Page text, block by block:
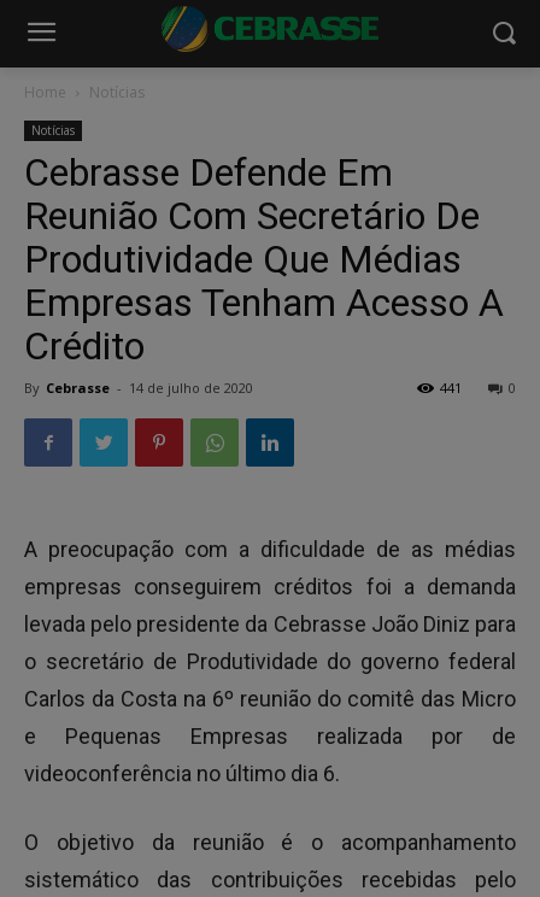
Home Notícias
Notícias
Cebrasse Defende Em
Reunião Com Secretário De
Produtividade Que Médias
Empresas Tenham Acesso A
Crédito
By Cebrasse - 14 de julho de 2020 0
441
A preocupação com a dificuldade de as médias
empresas conseguirem créditos foi a demanda
levada pelo presidente da Cebrasse João Diniz para
o secretário de Produtividade do governo federal
Carlos da Costa na 6º reunião do comitê das Micro
e Pequenas Empresas realizada por de
videoconferência no último dia 6.
O objetivo da reunião é o acompanhamento
sistemático das contribuições recebidas pelo